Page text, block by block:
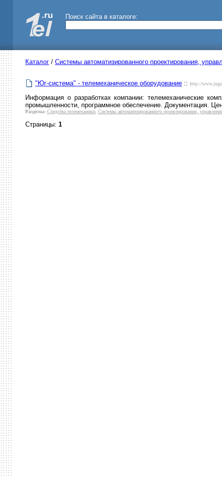
Поиск сайта в каталоге:
Каталог / Системы автоматизированного проектирования,
"Юг-система" - телемеханическое оборудование :: http://
Информация о разработках компании: телемеханические
промышленности, программное обеспечение. Документация.
Разделы: Средства телемеханики, Системы автоматизированного проектирования,
Страницы: 1